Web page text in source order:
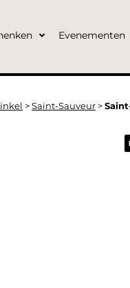
Evenementen
> Saint-Sauveur >